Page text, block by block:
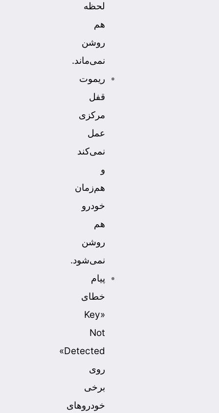
لحظه
هم
روشن
نمی‌ماند.
ریموت
قفل
مرکزی
عمل
نمی‌کند
و
هم‌زمان
خودرو
هم
روشن
نمی‌شود.
پیام
خطای
«Key
Not
Detected»
روی
برخی
خودروهای